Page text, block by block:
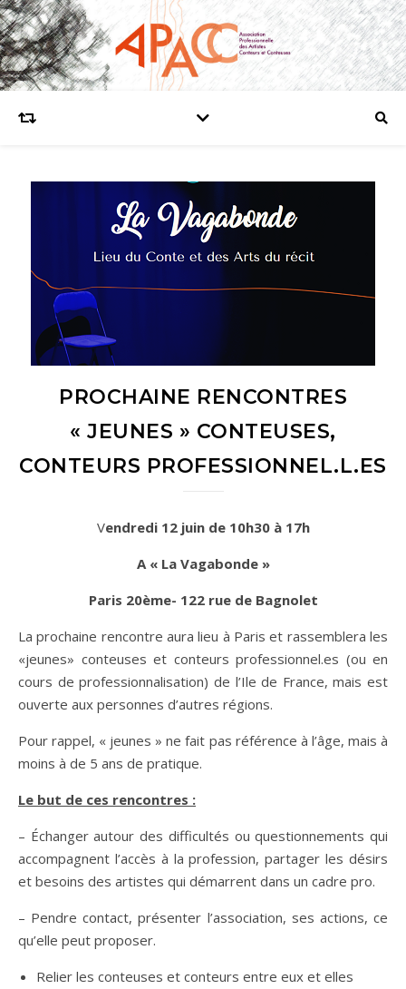
PROCHAINE RENCONTRES
« JEUNES » CONTEUSES,
CONTEURS PROFESSIONNEL.L.ES
Vendredi 12 juin de 10h30 à 17h
A « La Vagabonde »
Paris 20ème- 122 rue de Bagnolet
La prochaine rencontre aura lieu à Paris et rassemblera les
«jeunes» conteuses et conteurs professionnel.es (ou en
cours de professionnalisation) de l’Ile de France, mais est
ouverte aux personnes d’autres régions.
Pour rappel, « jeunes » ne fait pas référence à l’âge, mais à
moins à de 5 ans de pratique.
Le but de ces rencontres :
– Échanger autour des difficultés ou questionnements qui
accompagnent l’accès à la profession, partager les désirs
et besoins des artistes qui démarrent dans un cadre pro.
– Pendre contact, présenter l’association, ses actions, ce
qu’elle peut proposer.
Relier les conteuses et conteurs entre eux et elles